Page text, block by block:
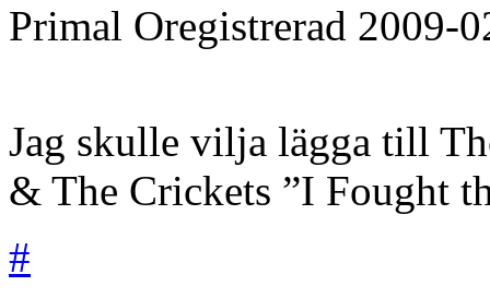
Primal Oregistrerad 2009-
Jag skulle vilja lägga till
& The Crickets ”I Fought
#